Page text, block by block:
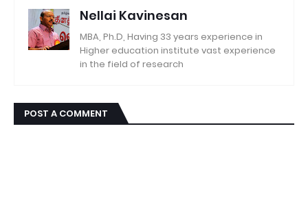
Nellai Kavinesan
MBA, Ph.D, Having 33 years experience in
Higher education institute vast experience
in the field of research
POST A COMMENT